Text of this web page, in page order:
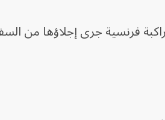
فرنسية جرى إجلاؤها من